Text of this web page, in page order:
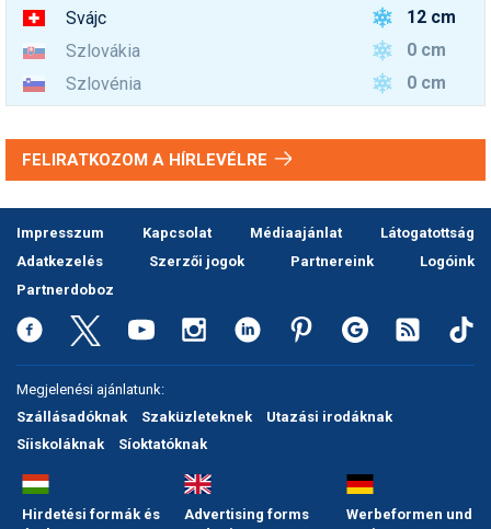
Svájc
12 cm
Szlovákia
0 cm
Szlovénia
0 cm
FELIRATKOZOM A HÍRLEVÉLRE
Impresszum Kapcsolat Médiaajánlat
Látogatottság
Adatkezelés
Szerzői jogok Partnereink
Logóink
Partnerdoboz
Megjelenési ajánlatunk:
Szállásadóknak
Szaküzleteknek
Utazási irodáknak
Síiskoláknak
Síoktatóknak
Hirdetési formák és
Advertising forms
Werbeformen und